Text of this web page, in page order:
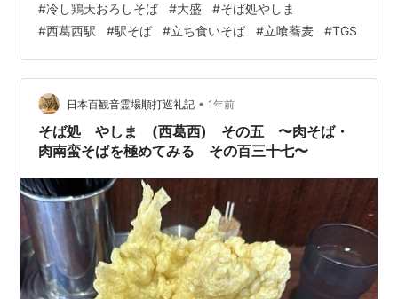
に移動しております) 今日は鶏天を冷しで頂きましょう。
大盛は150円なので現マイルールOK。 冷し鶏天おろしそ
ば(800円)+大盛(150円)。 鶏天は巨大なものが二つゴロ
ゴロ。 肉の味付けはほとんど唐揚げ。 揚げたてではあり
ませ…
#冷し鶏天おろしそば #大盛 #そば処やしま
#西葛西駅 #駅そば #立ち食いそば #立喰蕎麦 #TGS
日本百観音霊場順打巡礼記 • 1年前
そば処 やしま (西葛西) その五 〜肉そば・
肉南蛮そばを極めてみる その百三十七〜